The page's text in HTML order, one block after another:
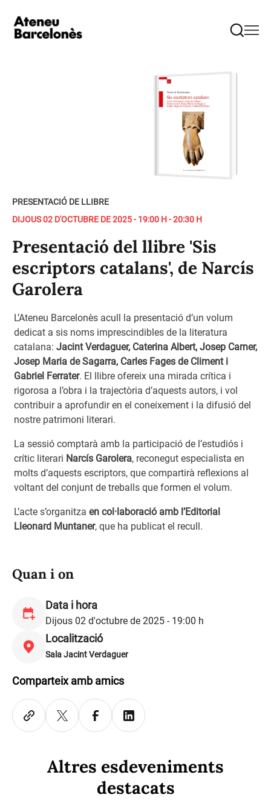
PRESENTACIÓ DE LLIBRE
DIJOUS 02 D'OCTUBRE DE 2025 - 19:00 H - 20:30 H
Presentació del llibre 'Sis
escriptors catalans', de Narcís
Garolera
L’Ateneu Barcelonès acull la presentació d’un volum
dedicat a sis noms imprescindibles de la literatura
catalana: Jacint Verdaguer, Caterina Albert, Josep Carner,
Josep Maria de Sagarra, Carles Fages de Climent i
Gabriel Ferrater. El llibre ofereix una mirada crítica i
rigorosa a l’obra i la trajectòria d’aquests autors, i vol
contribuir a aprofundir en el coneixement i la difusió del
nostre patrimoni literari.
La sessió comptarà amb la participació de l’estudiós i
crític literari Narcís Garolera, reconegut especialista en
molts d’aquests escriptors, que compartirà reflexions al
voltant del conjunt de treballs que formen el volum.
L’acte s’organitza en col·laboració amb l’Editorial
Lleonard Muntaner, que ha publicat el recull.
Quan i on
Data i hora
Dijous 02 d'octubre de 2025 - 19:00 h
Localització
Sala Jacint Verdaguer
Comparteix amb amics
Altres esdeveniments
destacats